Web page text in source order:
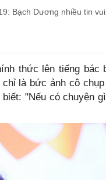
Bạch Dương nhiều tin
thức lên tiếng bác
là bức ảnh cô
"Nếu có chuyện